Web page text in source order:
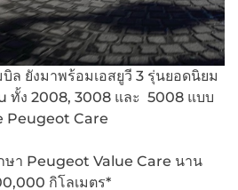
ล ยังมาพร้อมเอสยูวี 3 รุ่นยอดนิยม
ทั้ง 2008, 3008 และ 5008 แบบ
Peugeot Care
ษา Peugeot Value Care นาน
กิโลเมตร*